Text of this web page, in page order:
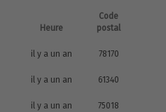
Heure
Code
postal
il y a un an 78170
il y a un an 61340
il y a un an 75018